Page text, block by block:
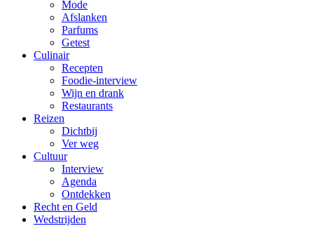
Mode
Afslanken
Parfums
Getest
Culinair
Recepten
Foodie-interview
Wijn en drank
Restaurants
Reizen
Dichtbij
Ver weg
Cultuur
Interview
Agenda
Ontdekken
Recht en Geld
Wedstrijden